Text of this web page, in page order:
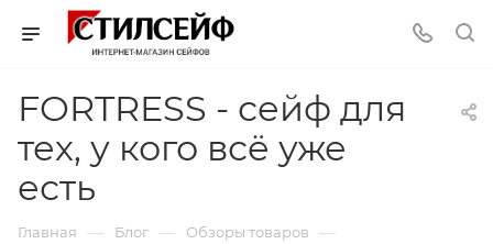
FORTRESS - сейф для
тех, у кого всё уже
есть
Главная — Блог — Обзоры товаров —